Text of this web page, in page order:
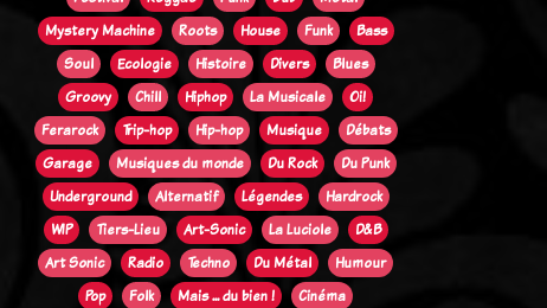
Mystery Machine
Roots House Funk
Bass
Soul
Ecologie Histoire Divers
Blues
Groovy
Chill Hiphop La Musicale
Oi!
Ferarock
Trip-hop Hip-hop Musique
Débats
Garage
Musiques du monde Du Rock
Du Punk
Underground
Alternatif Légendes
Hardrock
WIP
Tiers-Lieu Art-Sonic La Luciole
D&B
Art Sonic
Radio Techno Du Métal
Humour
Pop
Folk Mais ... du bien !
Cinéma